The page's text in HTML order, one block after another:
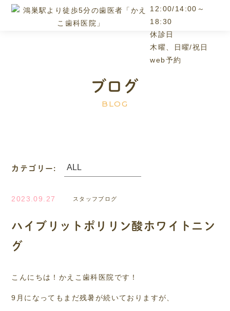
12:00/14:00～
18:30
休診日
木曜、日曜/祝日
web予約
ブログ
BLOG
カテゴリー:
2023.09.27 スタッフブログ
ハイブリットポリリン酸ホワイトニン
グ
こんにちは！かえこ歯科医院です！
9月になってもまだ残暑が続いておりますが、